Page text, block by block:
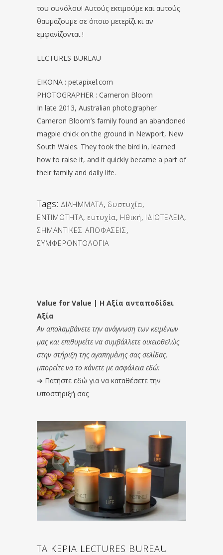
του συνόλου! Αυτούς εκτιμούμε και αυτούς
θαυμάζουμε σε όποιο μετερίζι κι αν
εμφανίζονται !
LECTURES BUREAU
EIKONA : petapixel.com
PHOTOGRAPHER : Cameron Bloom
In late 2013, Australian photographer
Cameron Bloom’s family found an abandoned
magpie chick on the ground in Newport, New
South Wales. They took the bird in, learned
how to raise it, and it quickly became a part of
their family and daily life.
Tags: ΔΙΛΗΜΜΑΤΑ, δυστυχία,
ΕΝΤΙΜΟΤΗΤΑ, ευτυχία, Ηθική, ΙΔΙΟΤΕΛΕΙΑ,
ΣΗΜΑΝΤΙΚΕΣ ΑΠΟΦΑΣΕΙΣ,
ΣΥΜΦΕΡΟΝΤΟΛΟΓΙΑ
Value for Value | Η Αξία ανταποδίδει
Αξία
Αν απολαμβάνετε την ανάγνωση των κειμένων
μας και επιθυμείτε να συμβάλλετε οικειοθελώς
στην στήριξη της αγαπημένης σας σελίδας,
μπορείτε να το κάνετε με ασφάλεια εδώ:
➔ Πατήστε εδώ για να καταθέσετε την
υποστήριξή σας
ΤΑ ΚΕΡΙΑ LECTURES BUREAU